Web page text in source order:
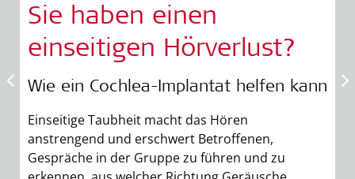
Sie haben einen
einseitigen Hörverlust?
Wie ein Cochlea-Implantat helfen kann
Einseitige Taubheit macht das Hören
anstrengend und erschwert Betroffenen,
Gespräche in der Gruppe zu führen und zu